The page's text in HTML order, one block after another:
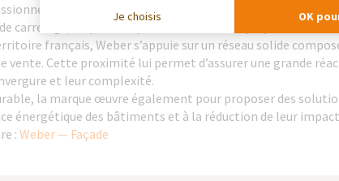
du bâtiment comme des particuliers. Ses
carrelage, en passant par l’isolation et la préparation des
français, Weber s’appuie sur un réseau solide
vente. Cette proximité lui permet d’assurer une grande
et leur complexité.
la marque œuvre également pour proposer des
énergétique des bâtiments et à la réduction de leur
:Weber — Façade
Je choisis OK